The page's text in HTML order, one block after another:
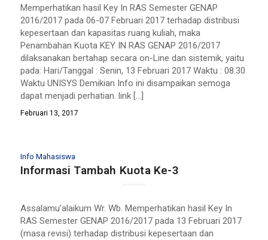
Memperhatikan hasil Key In RAS Semester GENAP
2016/2017 pada 06-07 Februari 2017 terhadap distribusi
kepesertaan dan kapasitas ruang kuliah, maka
Penambahan Kuota KEY IN RAS GENAP 2016/2017
dilaksanakan bertahap secara on-Line dan sistemik, yaitu
pada: Hari/Tanggal : Senin, 13 Februari 2017 Waktu : 08.30
Waktu UNISYS Demikian Info ini disampaikan semoga
dapat menjadi perhatian. link […]
Februari 13, 2017
Info Mahasiswa
Informasi Tambah Kuota Ke-3
Assalamu’alaikum Wr. Wb. Memperhatikan hasil Key In
RAS Semester GENAP 2016/2017 pada 13 Februari 2017
(masa revisi) terhadap distribusi kepesertaan dan